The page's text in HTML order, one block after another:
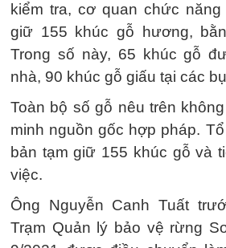
kiểm tra, cơ quan chức
giữ 155 khúc gỗ hương,
Trong số này, 65 khúc gỗ
nhà, 90 khúc gỗ giấu tại các
Toàn bộ số gỗ nêu trên
minh nguồn gốc hợp pháp.
bản tạm giữ 155 khúc gỗ và
việc.
Ông Nguyễn Canh Tuất
Trạm Quản lý bảo vệ rừng